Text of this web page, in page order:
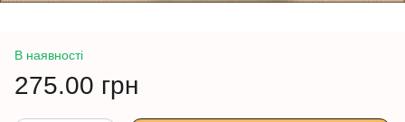
В наявності
275.00 грн